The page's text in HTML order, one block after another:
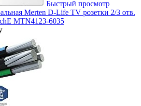
Быстрый просмотр
Merten D-Life TV розетки 2/3 отв.
MTN4123-6035